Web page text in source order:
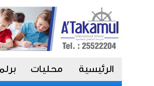
الرئيسية محليات